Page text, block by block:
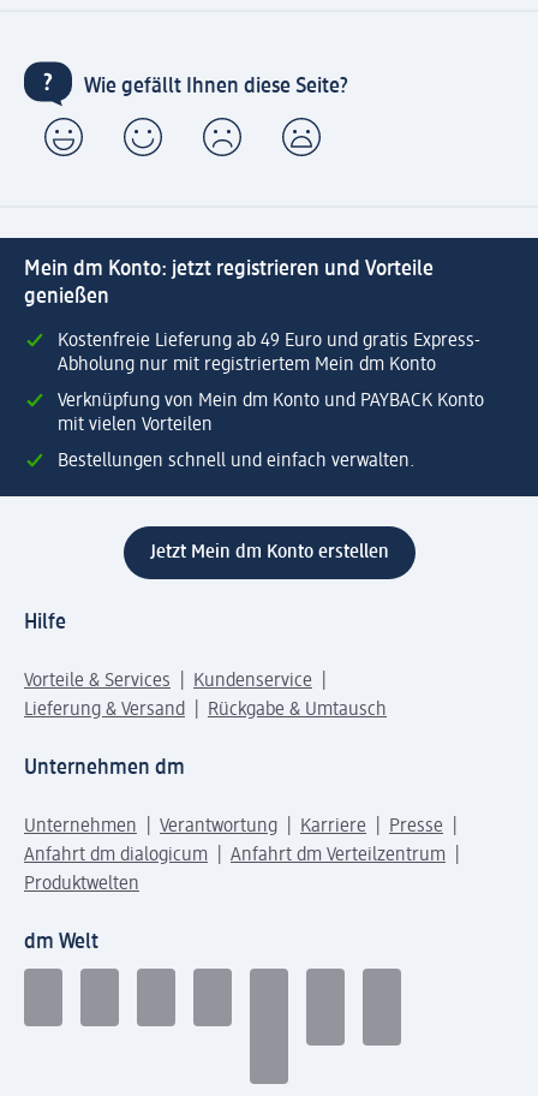
Wie gefällt Ihnen diese Seite?
Mein dm Konto: jetzt registrieren und Vorteile
genießen
Kostenfreie Lieferung ab 49 Euro und gratis Express-
Abholung nur mit registriertem Mein dm Konto
Verknüpfung von Mein dm Konto und PAYBACK Konto
mit vielen Vorteilen
Bestellungen schnell und einfach verwalten.
Jetzt Mein dm Konto erstellen
Hilfe
Vorteile & Services
Kundenservice
Lieferung & Versand
Rückgabe & Umtausch
Unternehmen dm
Unternehmen Verantwortung Karriere
Presse
Anfahrt dm dialogicum
Anfahrt dm Verteilzentrum
Produktwelten
dm Welt